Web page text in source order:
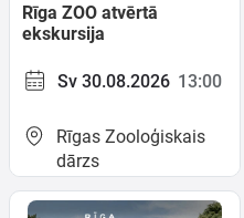
Rīga ZOO atvērtā
ekskursija
Sv 30.08.2026 13:00
Rīgas Zooloģiskais
dārzs